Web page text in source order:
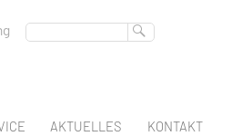
AKTUELLES KONTAKT